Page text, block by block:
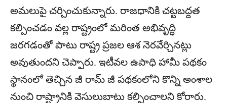
అమలుపై చర్చించుకున్నారు. రాజధానికి చట్టబద్దత
కల్పించడం వల్ల రాష్ట్రంలో మరింత అభివృద్ధి
జరగడంతో పాటు రాష్ట్ర ప్రజల ఆశ నెరవేర్చినట్లు
అవుతుందని చెప్పారు. ఇటీవల ఉపాధి హామీ పథకం
స్థానంలో తెచ్చిన జీ రామ్ జీ పథకంలోని కొన్ని అంశాల
నుంచి రాష్ట్రానికి వెసులుబాటు కల్పించాలని కోరారు.